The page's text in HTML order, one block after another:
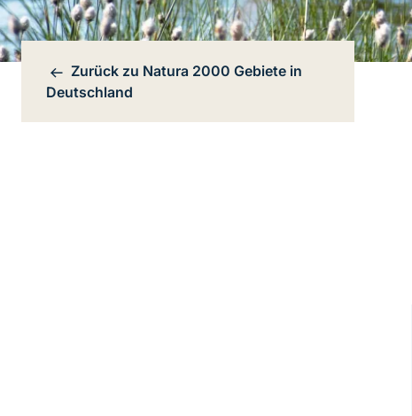
Bereichsnavigation
Zurück zu Natura 2000 Gebiete in
Deutschland